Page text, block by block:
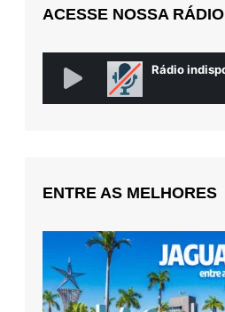
ACESSE NOSSA RÁDIO
ENTRE AS MELHORES